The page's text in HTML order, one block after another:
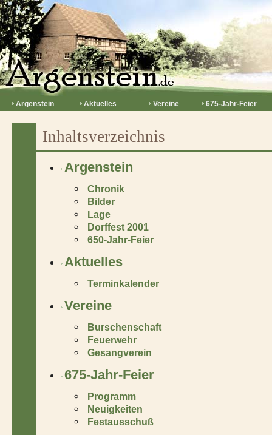
Argenstein Aktuelles Vereine 675-Jahr-Feier
Inhaltsverzeichnis
Argenstein
Chronik
Bilder
Lage
Dorffest 2001
650-Jahr-Feier
Aktuelles
Terminkalender
Vereine
Burschenschaft
Feuerwehr
Gesangverein
675-Jahr-Feier
Programm
Neuigkeiten
Festausschuß